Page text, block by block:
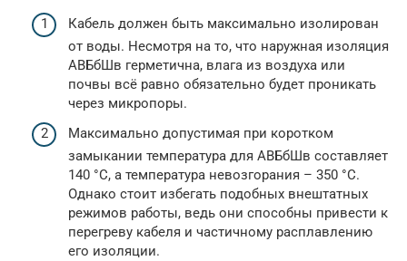
Кабель должен быть максимально изолирован
от воды. Несмотря на то, что наружная изоляция
АВБбШв герметична, влага из воздуха или
почвы всё равно обязательно будет проникать
через микропоры.
Максимально допустимая при коротком
замыкании температура для АВБбШв составляет
140 °C, а температура невозгорания – 350 °C.
Однако стоит избегать подобных внештатных
режимов работы, ведь они способны привести к
перегреву кабеля и частичному расплавлению
его изоляции.